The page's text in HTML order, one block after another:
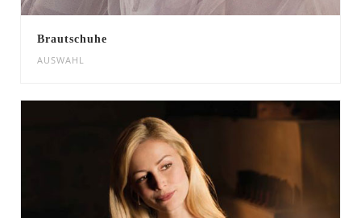
Brautschuhe
AUSWAHL